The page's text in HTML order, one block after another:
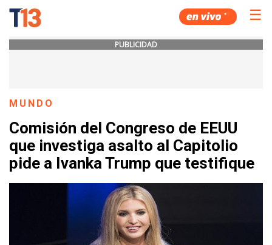
☰
PUBLICIDAD
MUNDO
Comisión del Congreso de EEUU
que investiga asalto al Capitolio
pide a Ivanka Trump que testifique